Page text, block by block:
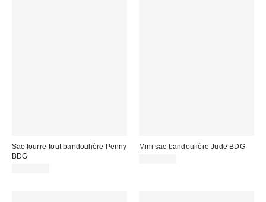
Sac fourre-tout bandoulière Penny
BDG
Mini sac bandoulière Jude BDG